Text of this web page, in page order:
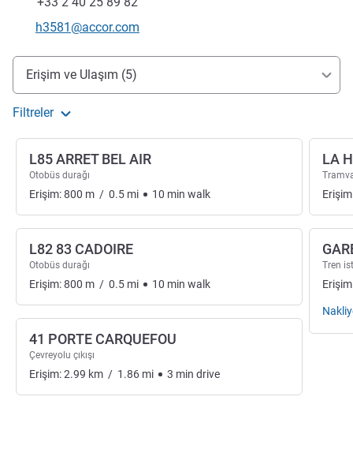
İletişim için e-posta
h3581@accor.com
Erişim ve ulaşım
Erişim ve Ulaşım (5)
Filtreler
L85 ARRET BEL AIR
Otobüs durağı
Erişim:800 m / 0.5 mi 10 min walk
L82 83 CADOIRE
Otobüs durağı
Erişim:800 m / 0.5 mi 10 min walk
41 PORTE CARQUEFOU
Çevreyolu çıkışı
Erişim:2.99 km / 1.86 mi 3 min drive
LA
Tren